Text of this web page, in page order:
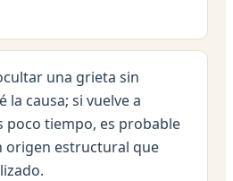
una grieta sin
la causa; si vuelve a
poco tiempo, es probable
origen estructural que